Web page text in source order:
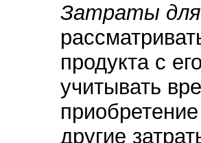
Затраты
продукта с
учитывать
другие